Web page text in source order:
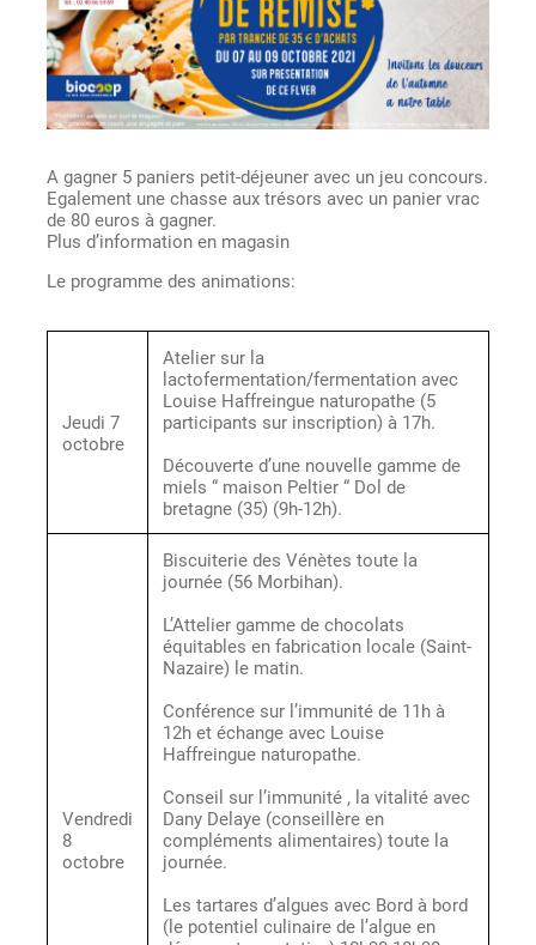
A gagner 5 paniers petit-déjeuner avec un jeu concours.
Egalement une chasse aux trésors avec un panier vrac
de 80 euros à gagner.
Plus d’information en magasin
Le programme des animations:
Jeudi 7
octobre
Atelier sur la
lactofermentation/fermentation avec
Louise Haffreingue naturopathe (5
participants sur inscription) à 17h.
Découverte d’une nouvelle gamme de
miels “ maison Peltier “ Dol de
bretagne (35) (9h-12h).
Vendredi
8
octobre
Biscuiterie des Vénètes toute la
journée (56 Morbihan).
L’Attelier gamme de chocolats
équitables en fabrication locale (Saint-
Nazaire) le matin.
Conférence sur l’immunité de 11h à
12h et échange avec Louise
Haffreingue naturopathe.
Conseil sur l’immunité , la vitalité avec
Dany Delaye (conseillère en
compléments alimentaires) toute la
journée.
Les tartares d’algues avec Bord à bord
(le potentiel culinaire de l’algue en